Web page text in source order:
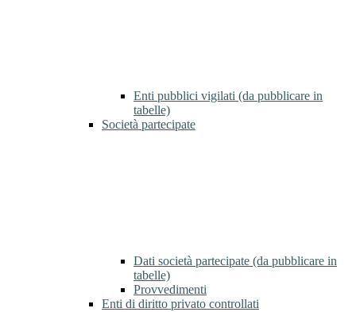
Enti pubblici vigilati (da pubblicare in
tabelle)
Società partecipate
Dati società partecipate (da pubblicare in
tabelle)
Provvedimenti
Enti di diritto privato controllati